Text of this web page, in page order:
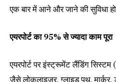
एक बार में आने और जाने की सुविधा
एयरपोर्ट का 95% से ज्यादा काम पूरा
एयरपोर्ट पर इंस्ट्रूमेंट लैंडिंग
जैसे लोकलाइजर, ग्लाइड पथ,